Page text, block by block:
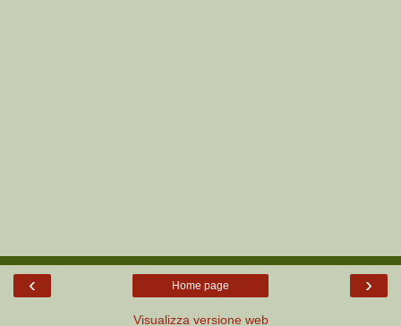
‹ ›
Home page
Visualizza versione web